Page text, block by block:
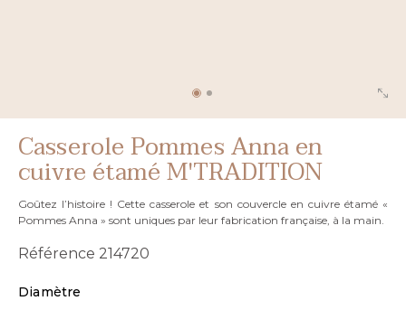
Casserole Pommes Anna en
cuivre étamé M'TRADITION
Goûtez l’histoire ! Cette casserole et son couvercle en cuivre étamé «
Pommes Anna » sont uniques par leur fabrication française, à la main.
Référence 214720
Diamètre